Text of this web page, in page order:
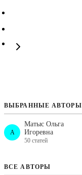
ВЫБРАННЫЕ АВТОРЫ
A
Матыс Ольга
Игоревна
50 статей
ВСЕ АВТОРЫ